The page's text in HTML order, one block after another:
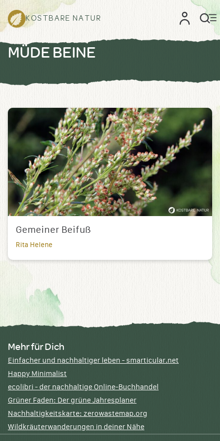
KOSTBARE NATUR
MÜDE BEINE
Gemeiner Beifuß
Rita Helene
Mehr für Dich
Einfacher und nachhaltiger leben - smarticular.net
Happy Minimalist
ecolibri - der nachhaltige Online-Buchhandel
Grüner Faden: Der grüne Jahresplaner
Nachhaltigkeitskarte: zerowastemap.org
Wildkräuterwanderungen in deiner Nähe